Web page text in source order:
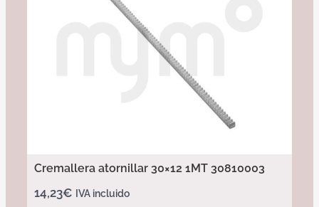
Cremallera atornillar 30×12 1MT 30810003
14,23€ IVA incluido